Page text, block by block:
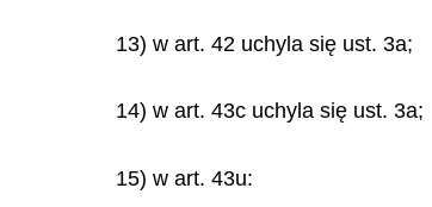
13) w art. 42 uchyla się ust. 3a;
14) w art. 43c uchyla się ust. 3a;
15) w art. 43u: